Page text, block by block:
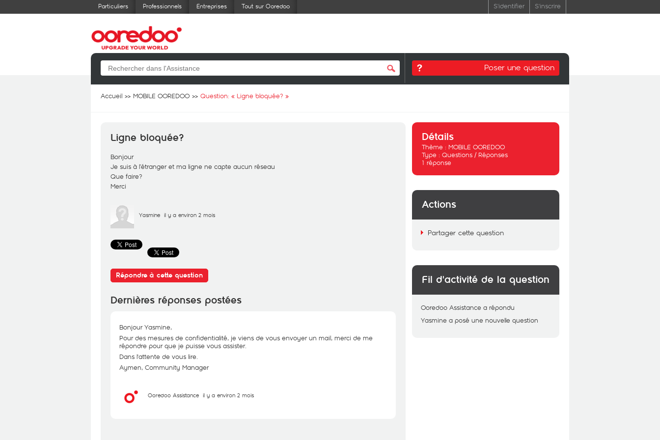
Particuliers Professionnels Entreprises Tout sur Ooredoo S'identifier S'inscrire
Poser une question
Accueil MOBILE OOREDOO Question: « Ligne bloquée? »
Ligne bloquée?
Bonjour
Je suis à l’étranger et ma ligne ne capte aucun réseau
Que faire?
Merci
Yasmine il y a environ 2 mois
Répondre à cette question
Dernières réponses postées
Bonjour Yasmine,
Pour des mesures de confidentialité, je viens de vous envoyer un mail, merci de me
répondre pour que je puisse vous assister.
Dans l'attente de vous lire.
Aymen, Community Manager
Ooredoo Assistance il y a environ 2 mois
Détails
Thème : MOBILE OOREDOO
Type : Questions / Réponses
1 réponse
Actions
Partager cette question
Fil d'activité de la question
Ooredoo Assistance a répondu
Yasmine a posé une nouvelle question